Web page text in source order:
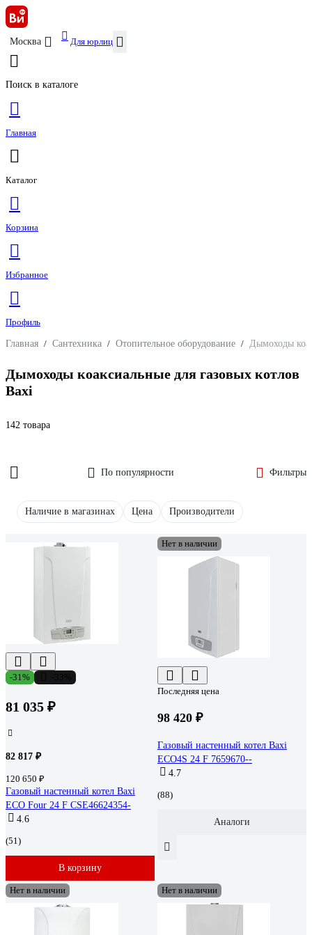
Москва Для юрлиц
Поиск в каталоге
Главная
Каталог
Корзина
Избранное
Профиль
Главная / Сантехника / Отопительное оборудование / Дымоходы
Дымоходы коаксиальные для газовых котлов
Baxi
142 товара
По популярности Фильтры
Наличие в магазинах Цена Производители
-31%
81 035 ₽
82 817 ₽
120 650 ₽
Газовый настенный котел Baxi
ECO Four 24 F CSE46624354-
4.6
(51)
В корзину
Нет в наличии
Последняя цена
98 420 ₽
Газовый настенный котел Baxi
ECO4S 24 F 7659670--
4.7
(88)
Аналоги
Нет в наличии Нет в наличии